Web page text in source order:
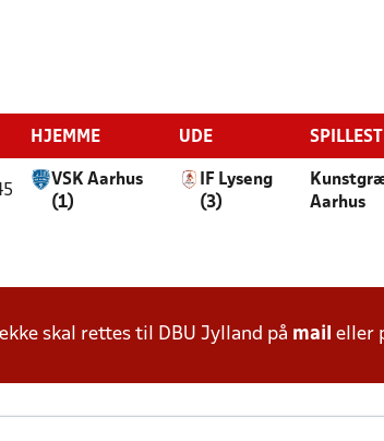
HJEMME UDE
VSK Aarhus
(1)
IF Lyseng
(3)
Aarhus
skal rettes til DBU Jylland på mail eller